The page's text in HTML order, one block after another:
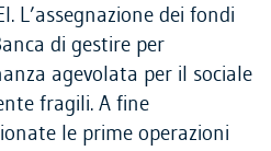
L’assegnazione dei fondi
di gestire per
agevolata per il sociale
fragili. A fine
le prime operazioni